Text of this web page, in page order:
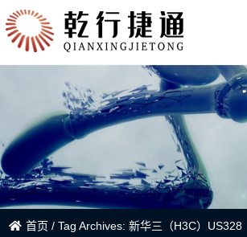
首页 /Tag Archives: 新华三（H3C）US328